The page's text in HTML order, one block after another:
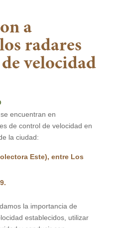
a
radares
velocidad
encuentran en
de control de velocidad en
la ciudad:
Este), entre Los
la importancia de
establecidos, utilizar